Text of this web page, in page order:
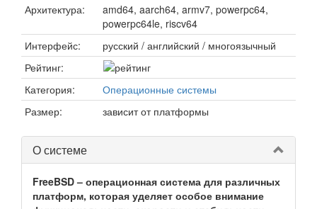
Архитектура:
amd64, aarch64, armv7, powerpc64,
powerpc64le, riscv64
Интерфейс:
русский / английский / многоязычный
Рейтинг:
Категория:
Операционные системы
Размер:
зависит от платформы
О системе
FreeBSD – операционная система для различных
платформ, которая уделяет особое внимание